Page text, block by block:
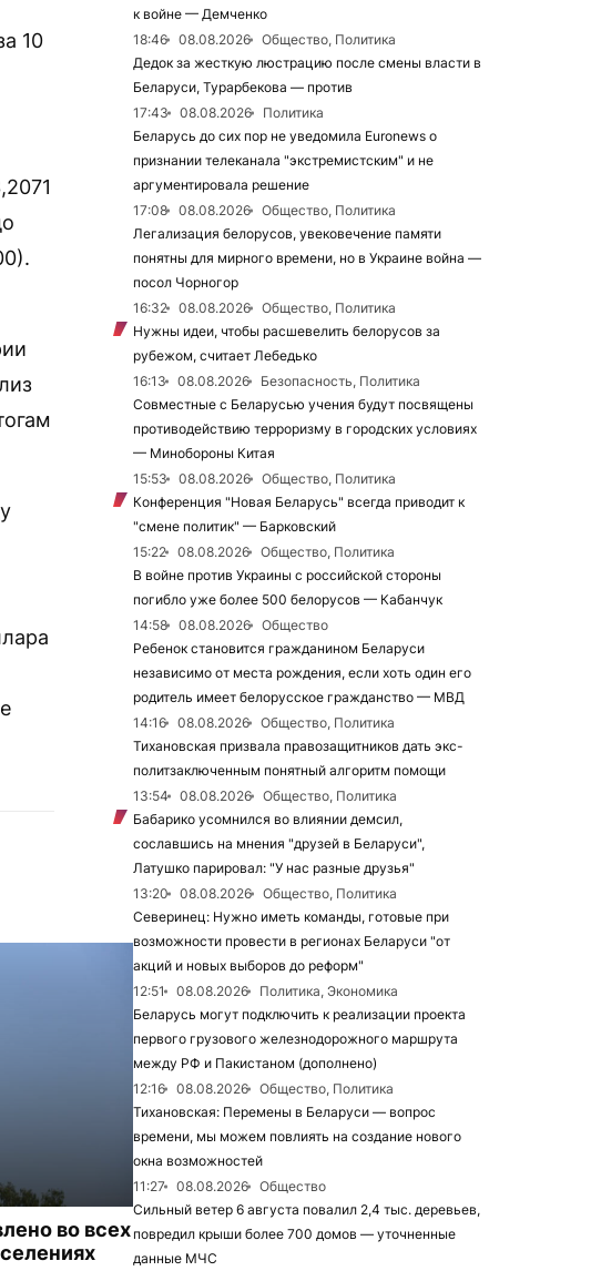
10
во всех
к войне — Демченко
18:46
08.08.2026
Общество, Политика
Дедок за жесткую люстрацию после смены власти в
Беларуси, Турарбекова — против
17:43
08.08.2026
Политика
Беларусь до сих пор не уведомила Euronews о
признании телеканала "экстремистским" и не
аргументировала решение
17:08
08.08.2026
Общество, Политика
Легализация белорусов, увековечение памяти
понятны для мирного времени, но в Украине война —
посол Чорногор
16:32
08.08.2026
Общество, Политика
Нужны идеи, чтобы расшевелить белорусов за
рубежом, считает Лебедько
16:13
08.08.2026
Безопасность, Политика
Совместные с Беларусью учения будут посвящены
противодействию терроризму в городских условиях
— Минобороны Китая
15:53
08.08.2026
Общество, Политика
Конференция "Новая Беларусь" всегда приводит к
"смене политик" — Барковский
15:22
08.08.2026
Общество, Политика
В войне против Украины с российской стороны
погибло уже более 500 белорусов — Кабанчук
14:58
08.08.2026
Общество
Ребенок становится гражданином Беларуси
независимо от места рождения, если хоть один его
родитель имеет белорусское гражданство — МВД
14:16
08.08.2026
Общество, Политика
Тихановская призвала правозащитников дать экс-
политзаключенным понятный алгоритм помощи
13:54
08.08.2026
Общество, Политика
Бабарико усомнился во влиянии демсил,
сославшись на мнения "друзей в Беларуси",
Латушко парировал: "У нас разные друзья"
13:20
08.08.2026
Общество, Политика
Северинец: Нужно иметь команды, готовые при
возможности провести в регионах Беларуси "от
акций и новых выборов до реформ"
12:51
08.08.2026
Политика, Экономика
Беларусь могут подключить к реализации проекта
первого грузового железнодорожного маршрута
между РФ и Пакистаном (дополнено)
12:16
08.08.2026
Общество, Политика
Тихановская: Перемены в Беларуси — вопрос
времени, мы можем повлиять на создание нового
окна возможностей
11:27
08.08.2026
Общество
Сильный ветер 6 августа повалил 2,4 тыс. деревьев,
повредил крыши более 700 домов — уточненные
данные МЧС